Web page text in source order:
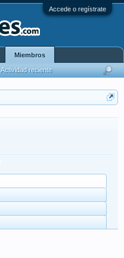
Accede o regístrate
Miembros
Actividad reciente